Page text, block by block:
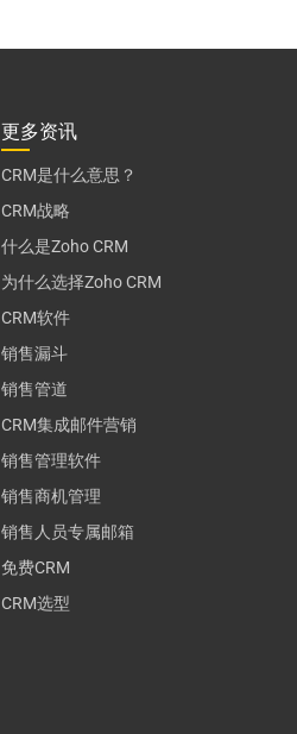
更多资讯
CRM是什么意思？
CRM战略
什么是Zoho CRM
为什么选择Zoho CRM
CRM软件
销售漏斗
销售管道
CRM集成邮件营销
销售管理软件
销售商机管理
销售人员专属邮箱
免费CRM
CRM选型